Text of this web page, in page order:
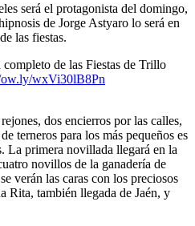
será el protagonista del domingo,
de Jorge Astyaro lo será en
las fiestas.
de las Fiestas de Trillo
wxVi30lB8Pn
dos encierros por las calles,
terneros para los más pequeños es
La primera novillada llegará en la
novillos de la ganadería de
verán las caras con los preciosos
Rita, también llegada de Jaén, y